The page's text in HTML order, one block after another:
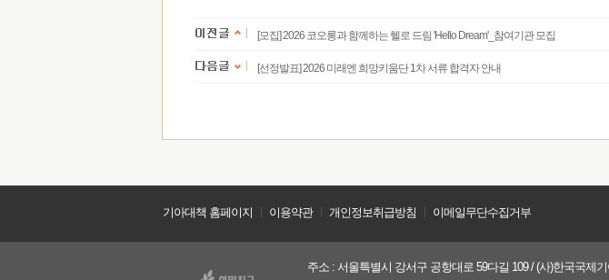
[모집] 2026 코오롱과 함께하는 헬로 드림 'Hello Dream'_참여기관 모집
[선정발표] 2026 미래엔 희망키움단 1차 서류 합격자 안내
기아대책 홈페이지 이용약관 개인정보취급방침 이메일무단수집거부
주소 : 서울특별시 강서구 공항대로 59다길 109 / (사)한국국제